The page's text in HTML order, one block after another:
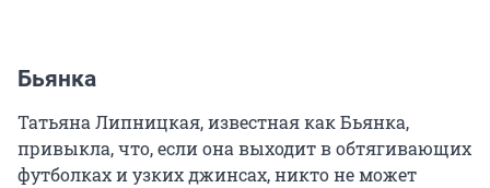
Бьянка
Татьяна Липницкая, известная как Бьянка,
привыкла, что, если она выходит в обтягивающих
футболках и узких джинсах, никто не может